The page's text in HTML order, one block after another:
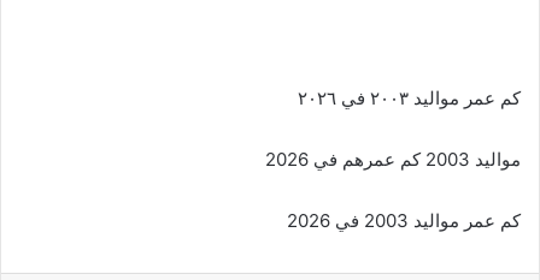
كم عمر مواليد ٢٠٠٣ في ٢٠٢٦
مواليد 2003 كم عمرهم في 2026
كم عمر مواليد 2003 في 2026